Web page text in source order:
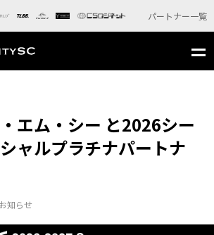
パートナー一覧
エム・シー と2026シー
ャルプラチナパートナ
お知らせ